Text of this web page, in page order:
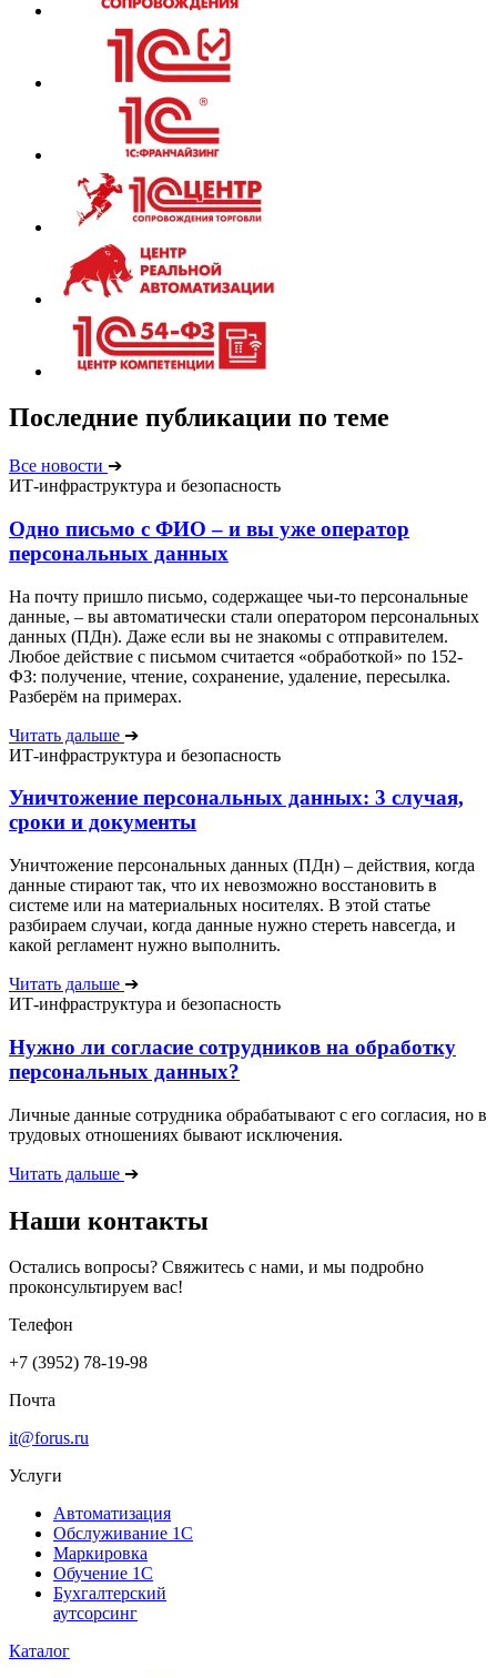
Последние публикации по теме
Все новости ➔
ИТ-инфраструктура и безопасность
Одно письмо с ФИО – и вы уже оператор
персональных данных
На почту пришло письмо, содержащее чьи-то персональные
данные, – вы автоматически стали оператором персональных
данных (ПДн). Даже если вы не знакомы с отправителем.
Любое действие с письмом считается «обработкой» по 152-
ФЗ: получение, чтение, сохранение, удаление, пересылка.
Разберём на примерах.
Читать дальше ➔
ИТ-инфраструктура и безопасность
Уничтожение персональных данных: 3 случая,
сроки и документы
Уничтожение персональных данных (ПДн) – действия, когда
данные стирают так, что их невозможно восстановить в
системе или на материальных носителях. В этой статье
разбираем случаи, когда данные нужно стереть навсегда, и
какой регламент нужно выполнить.
Читать дальше ➔
ИТ-инфраструктура и безопасность
Нужно ли согласие сотрудников на обработку
персональных данных?
Личные данные сотрудника обрабатывают с его согласия, но в
трудовых отношениях бывают исключения.
Читать дальше ➔
Наши контакты
Остались вопросы? Свяжитесь с нами, и мы подробно
проконсультируем вас!
Телефон
+7 (3952) 78-19-98
Почта
it@forus.ru
Услуги
Автоматизация
Обслуживание 1С
Маркировка
Обучение 1С
Бухгалтерский
аутсорсинг
Каталог